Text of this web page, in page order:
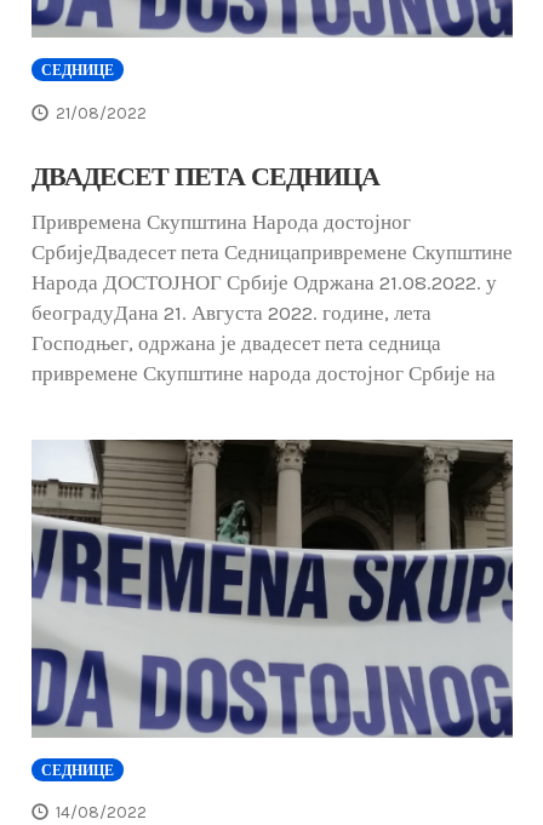
СЕДНИЦЕ
21/08/2022
ДВАДЕСЕТ ПЕТА СЕДНИЦА
Привремена Скупштина Народа достојног
СрбијеДвадесет пета Седницапривремене Скупштине
Народа ДОСТОЈНОГ Србије Одржана 21.08.2022. у
београдуДана 21. Августа 2022. године, лета
Господњег, одржана је двадесет пета седница
привремене Скупштине народа достојног Србије на
СЕДНИЦЕ
14/08/2022